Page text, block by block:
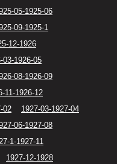
05-1925-06
09-1925-1
12-1926
03-1926-05
08-1926-09
11-1926-12
02
1927-03-1927-04
06-1927-08
1-1927-11
1927-12-1928